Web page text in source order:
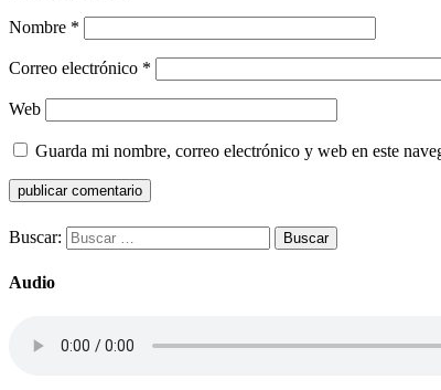
Nombre *
Correo electrónico *
Web
Guarda mi nombre, correo electrónico y web en este
Buscar:
Audio